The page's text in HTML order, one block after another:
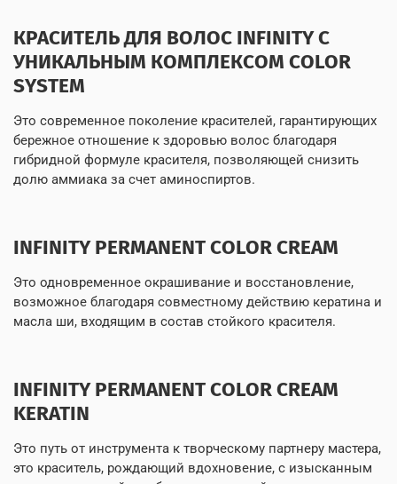
КРАСИТЕЛЬ ДЛЯ ВОЛОС INFINITY С
УНИКАЛЬНЫМ КОМПЛЕКСОМ COLOR
SYSTEM
Это современное поколение красителей, гарантирующих
бережное отношение к здоровью волос благодаря
гибридной формуле красителя, позволяющей снизить
долю аммиака за счет аминоспиртов.
INFINITY PERMANENT COLOR CREAM
Это одновременное окрашивание и восстановление,
возможное благодаря совместному действию кератина и
масла ши, входящим в состав стойкого красителя.
INFINITY PERMANENT COLOR CREAM
KERATIN
Это путь от инструмента к творческому партнеру мастера,
это краситель, рождающий вдохновение, с изысканным